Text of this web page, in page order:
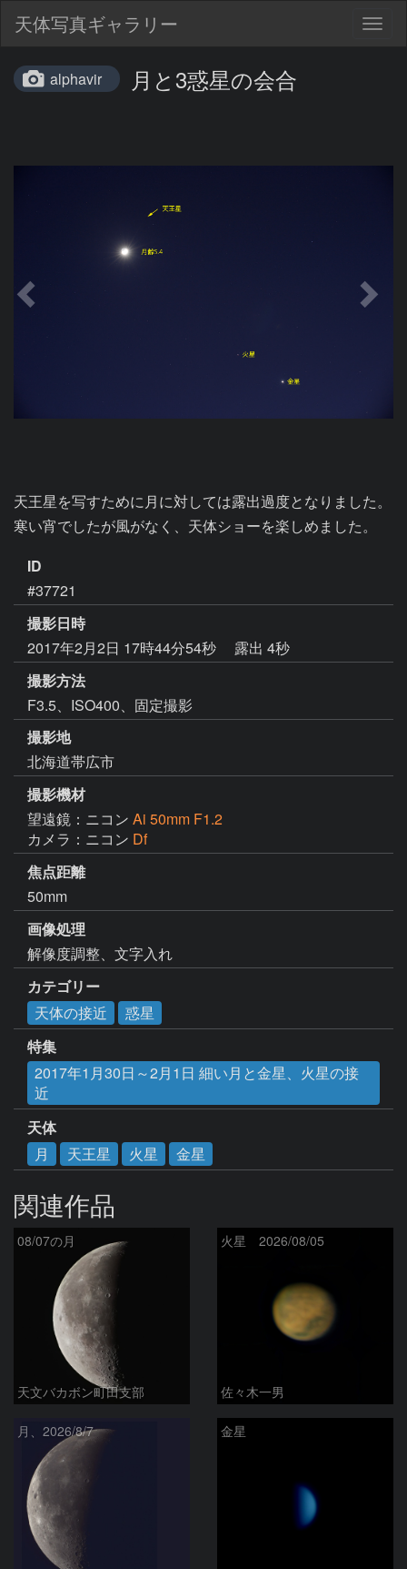
天体写真ギャラリー
alphavir 月と3惑星の会合
天王星を写すために月に対しては露出過度となりました。
寒い宵でしたが風がなく、天体ショーを楽しめました。
ID
#37721
撮影日時
2017年2月2日 17時44分54秒
露出 4秒
撮影方法
F3.5、ISO400、固定撮影
撮影地
北海道帯広市
撮影機材
望遠鏡：ニコン Ai 50mm F1.2
カメラ：ニコン Df
焦点距離
50mm
画像処理
解像度調整、文字入れ
カテゴリー
天体の接近
惑星
特集
2017年1月30日～2月1日 細い月と金星、火星の接
近
天体
月
天王星 火星 金星
関連作品
08/07の月
天文バカボン町田支部
火星 2026/08/05
佐々木一男
月、2026/8/7 金星